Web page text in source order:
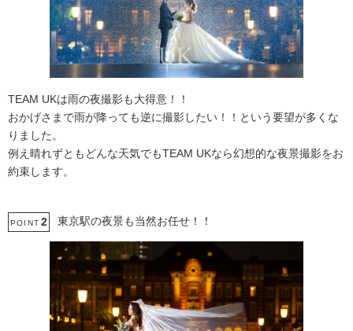
TEAM UKは雨の夜撮影も大得意！！
おかげさまで雨が降っても逆に撮影したい！！という要望が多くな
りました。
例え晴れずともどんな天気でもTEAM UKなら幻想的な夜景撮影をお
約束します。
POINT 2 東京駅の夜景も当然お任せ！！